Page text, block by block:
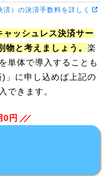
）の決済手数料を詳しく
ッシュレス決済サー
と考えましょう。 楽
単体で導入することも
」に申し込めば上記の
できます。
0円